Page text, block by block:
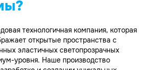
технологичная компания, которая
открытые пространства с
эластичных светопрозрачных
уровня. Наше производство